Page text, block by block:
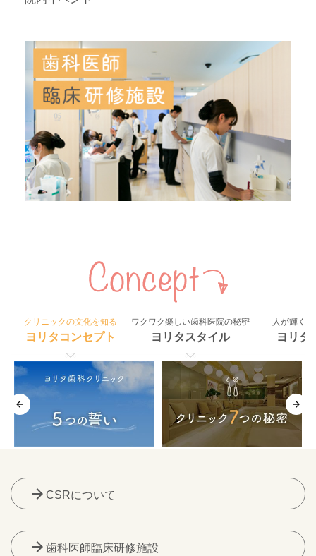
クリニックの文化を知る
ヨリタコンセプト
ワクワク楽しい歯科医院の秘密
ヨリタスタイル
人が輝く
ヨリタ
arrow_forward CSRについて
arrow_forward 歯科医師臨床研修施設